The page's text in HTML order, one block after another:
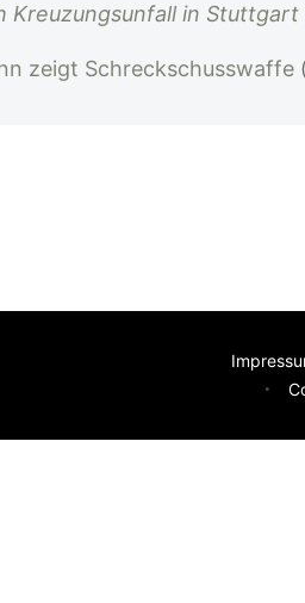
Kreuzungsunfall in Stuttgart
zeigt Schreckschusswaffe